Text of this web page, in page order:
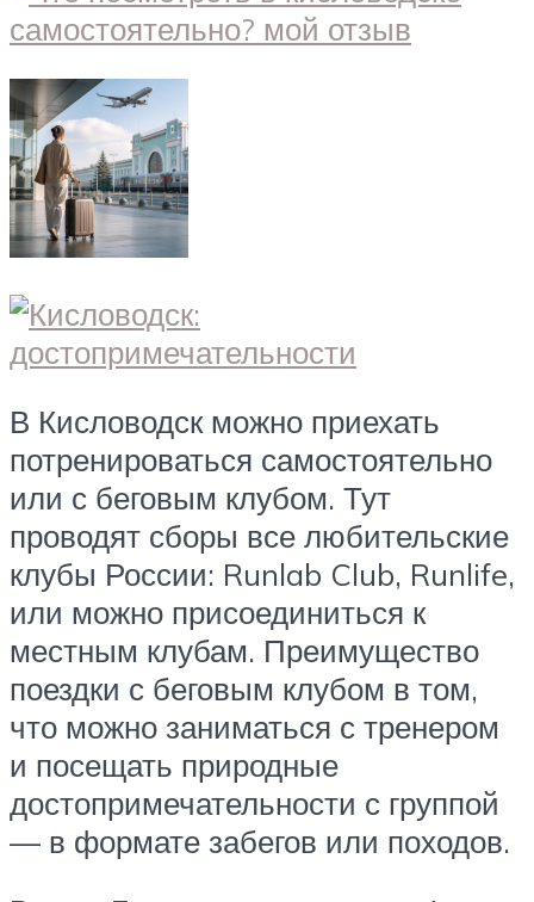
В Кисловодск можно приехать
потренироваться самостоятельно
или с беговым клубом. Тут
проводят сборы все любительские
клубы России: Runlab Club, Runlife,
или можно присоединиться к
местным клубам. Преимущество
поездки с беговым клубом в том,
что можно заниматься с тренером
и посещать природные
достопримечательности с группой
— в формате забегов или походов.